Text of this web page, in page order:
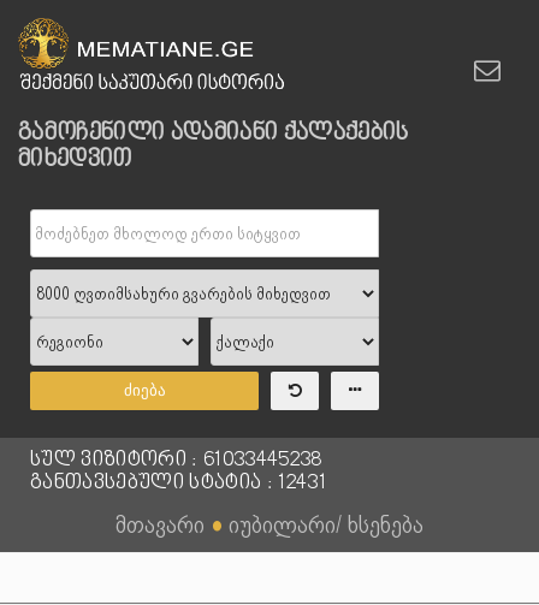
გამოჩენილი ადამიანი ქალაქების
მიხედვით
ძიება
სულ ვიზიტორი : 61033445238
განთავსებული სტატია : 12431
მთავარი ● იუბილარი/ ხსენება